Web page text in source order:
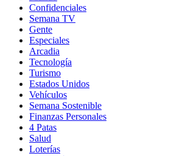
Confidenciales
Semana TV
Gente
Especiales
Arcadia
Tecnología
Turismo
Estados Unidos
Vehículos
Semana Sostenible
Finanzas Personales
4 Patas
Salud
Loterías